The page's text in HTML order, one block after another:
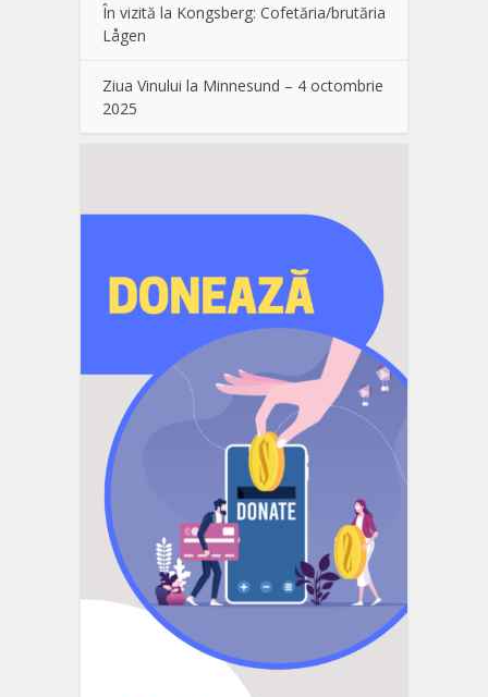
În vizită la Kongsberg: Cofetăria/brutăria
Lågen
Ziua Vinului la Minnesund – 4 octombrie
2025